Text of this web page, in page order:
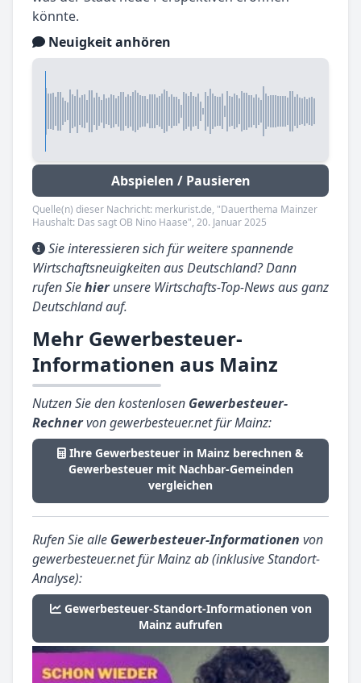
könnte.
Neuigkeit anhören
Abspielen / Pausieren
Quelle(n) dieser Nachricht: merkurist.de, "Dauerthema Mainzer
Haushalt: Das sagt OB Nino Haase", 20. Januar 2025
Sie interessieren sich für weitere spannende
Wirtschaftsneuigkeiten aus Deutschland? Dann
rufen Siehierunsere Wirtschafts-Top-News aus ganz
Deutschland auf.
Mehr Gewerbesteuer-
Informationen aus Mainz
Nutzen Sie den kostenlosen Gewerbesteuer-
Rechnervon gewerbesteuer.net für Mainz:
Ihre Gewerbesteuer in Mainz berechnen &
Gewerbesteuer mit Nachbar-Gemeinden
vergleichen
Rufen Sie alle Gewerbesteuer-Informationen von
gewerbesteuer.net für Mainz ab (inklusive Standort-
Analyse):
Gewerbesteuer-Standort-Informationen von
Mainz aufrufen